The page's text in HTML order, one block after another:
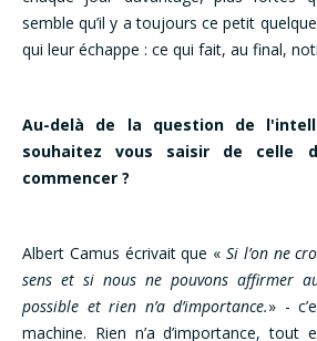
semble qu’il y a toujours ce petit
qui leur échappe : ce qui fait, au final,
Au-delà de la question de
souhaitez vous saisir de celle
commencer ?
Albert Camus écrivait que « Si l’on ne
sens et si nous ne pouvons affirmer
possible et rien n’a d’importance.» -
machine. Rien n’a d’importance, tout